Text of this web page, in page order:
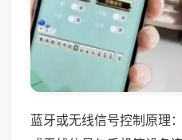
蓝牙或无线信号控制原理